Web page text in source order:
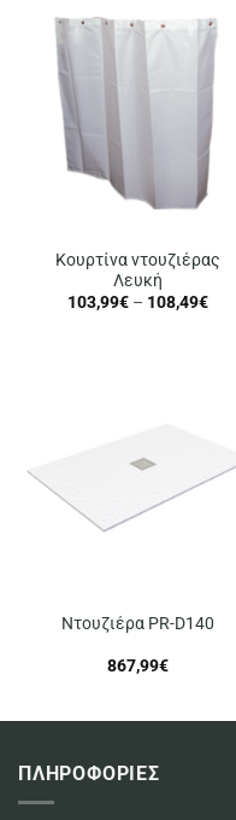
Κουρτίνα ντουζιέρας
Λευκή
103,99€ – 108,49€Price
Ντουζιέρα PR-D140
867,99€
ΠΛΗΡΟΦΟΡΙΕΣ